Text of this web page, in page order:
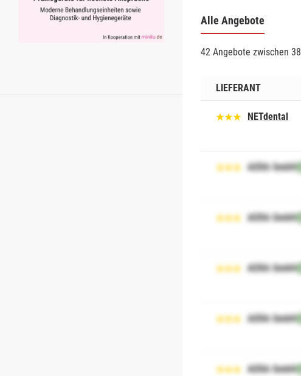
Alle Angebote
42 Angebote zwischen
LIEFERANT
NETdental
AERA GmbH
AERA GmbH
AERA GmbH
AERA GmbH
AERA GmbH